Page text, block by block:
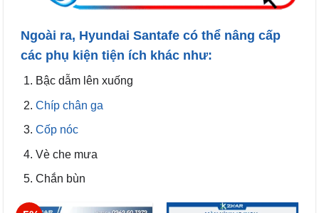
Ngoài ra, Hyundai Santafe có thể nâng cấp
các phụ kiện tiện ích khác như:
Bậc dẫm lên xuống
Chíp chân ga
Cốp nóc
Vè che mưa
Chắn bùn